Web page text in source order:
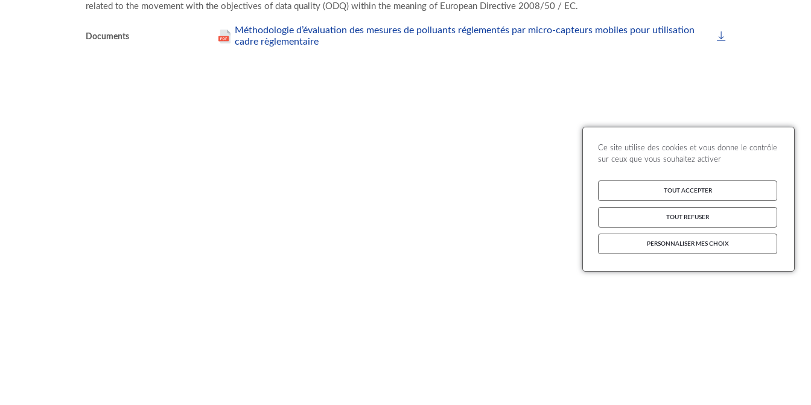
related to the movement with the objectives of data quality (ODQ) within the meaning of European Directive 2008/50 / EC.
Documents
Méthodologie d’évaluation des mesures de polluants réglementés par micro-capteurs mobiles pour utilisation
cadre règlementaire
Ce site utilise des cookies et vous donne le contrôle
sur ceux que vous souhaitez activer
TOUT ACCEPTER
TOUT REFUSER
PERSONNALISER MES CHOIX